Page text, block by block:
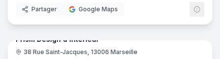
Partager Google Maps
Magasin de décoration
Prism Design d'intérieur
38 Rue Saint-Jacques, 13006 Marseille